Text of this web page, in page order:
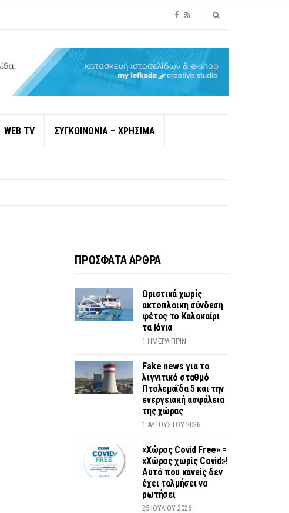
WEB TV ΣΥΓΚΟΙΝΩΝΙΑ – ΧΡΗΣΙΜΑ
ΠΡΟΣΦΑΤΑ ΑΡΘΡΑ
Οριστικά χωρίς
ακτοπλοικη σύνδεση
φέτος το Καλοκαίρι
τα Ιόνια
1 ΗΜΈΡΑ ΠΡΙΝ
Fake news για το
λιγνιτικό σταθμό
Πτολεμαΐδα 5 και την
ενεργειακή ασφάλεια
της χώρας
1 ΑΥΓΟΎΣΤΟΥ 2026
«Χώρος Covid Free» =
«Χώρος χωρίς Covid»!
Αυτό που κανείς δεν
έχει τολμήσει να
ρωτήσει
25 ΙΟΥΛΊΟΥ 2026